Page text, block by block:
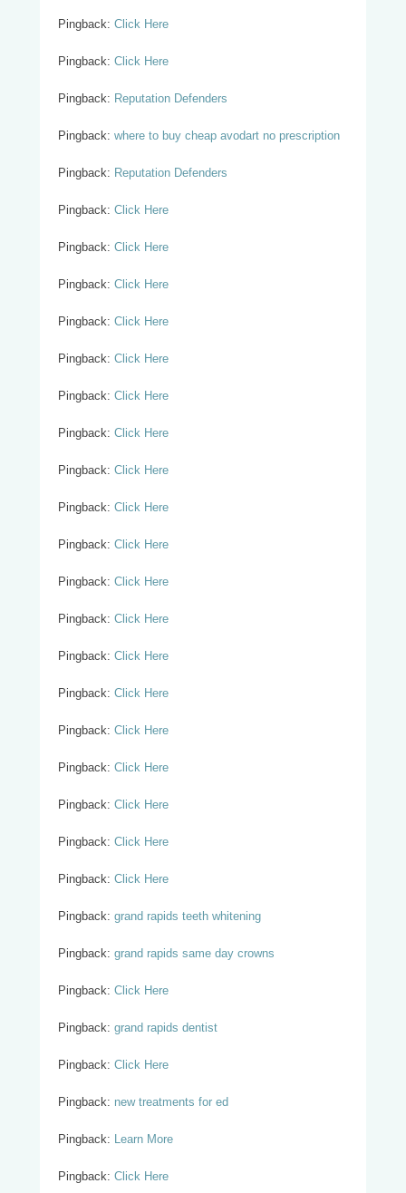
Pingback: Click Here
Pingback: Click Here
Pingback: Reputation Defenders
Pingback: where to buy cheap avodart no prescription
Pingback: Reputation Defenders
Pingback: Click Here
Pingback: Click Here
Pingback: Click Here
Pingback: Click Here
Pingback: Click Here
Pingback: Click Here
Pingback: Click Here
Pingback: Click Here
Pingback: Click Here
Pingback: Click Here
Pingback: Click Here
Pingback: Click Here
Pingback: Click Here
Pingback: Click Here
Pingback: Click Here
Pingback: Click Here
Pingback: Click Here
Pingback: Click Here
Pingback: Click Here
Pingback: grand rapids teeth whitening
Pingback: grand rapids same day crowns
Pingback: Click Here
Pingback: grand rapids dentist
Pingback: Click Here
Pingback: new treatments for ed
Pingback: Learn More
Pingback: Click Here